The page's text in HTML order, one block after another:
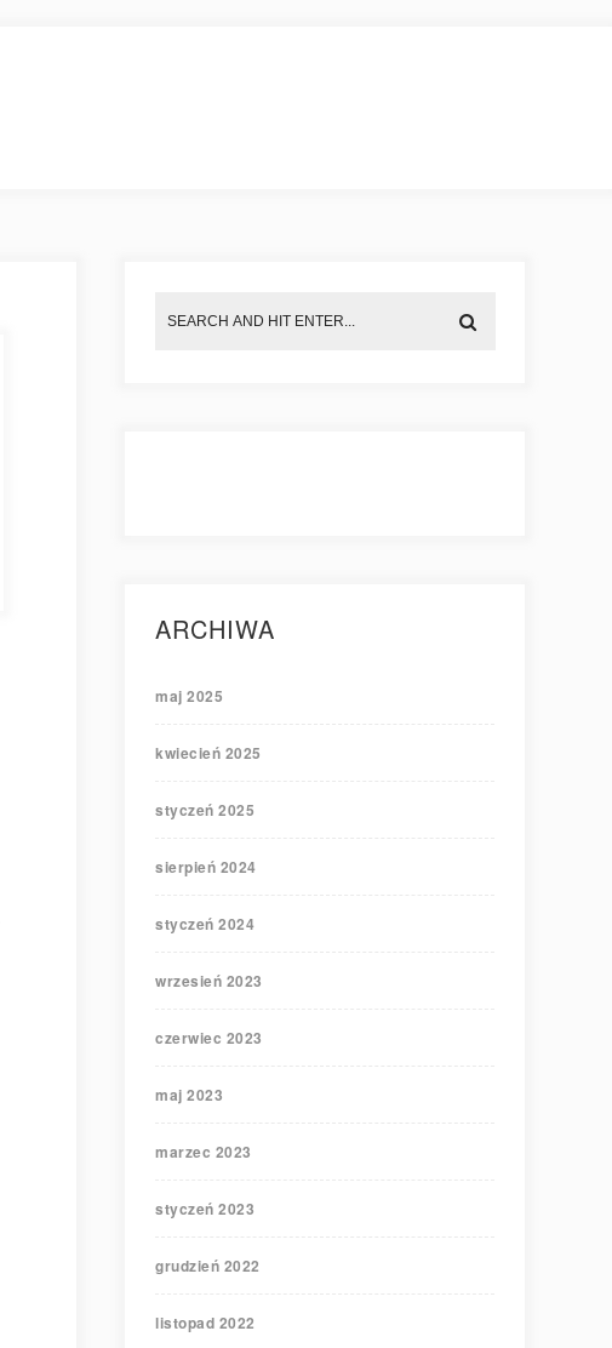
ARCHIWA
maj 2025
kwiecień 2025
styczeń 2025
sierpień 2024
styczeń 2024
wrzesień 2023
czerwiec 2023
maj 2023
marzec 2023
styczeń 2023
grudzień 2022
listopad 2022